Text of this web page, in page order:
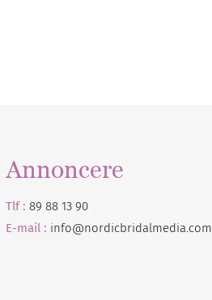
Annoncere
Tlf : 89 88 13 90
E-mail : info@nordicbridalmedia.com